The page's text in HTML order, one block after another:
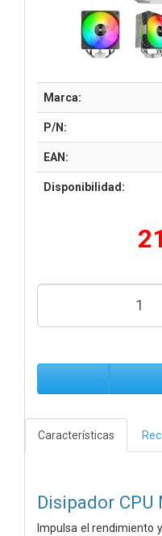
Marca:
P/N:
EAN:
Disponibilidad:
Características
Disipador CPU
Impulsa el rendimiento